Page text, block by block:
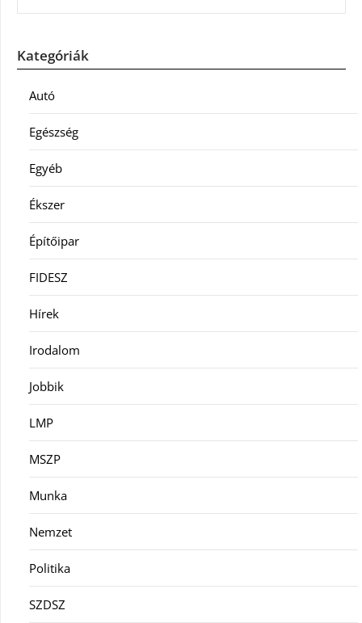
Kategóriák
Autó
Egészség
Egyéb
Ékszer
Építőipar
FIDESZ
Hírek
Irodalom
Jobbik
LMP
MSZP
Munka
Nemzet
Politika
SZDSZ